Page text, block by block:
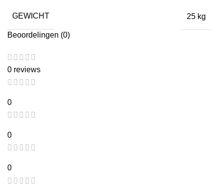
GEWICHT 25 kg
Beoordelingen (0)
0 reviews
0
0
0